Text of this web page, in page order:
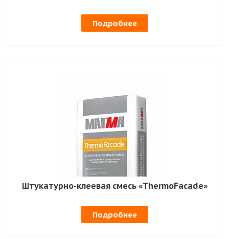
Подробнее
Штукатурно-клеевая смесь «ThermoFacade»
Подробнее